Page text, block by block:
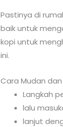
Pastinya di
baik untuk
kopi untuk
ini.
Cara Mudan
Langkah
lalu
lanjut